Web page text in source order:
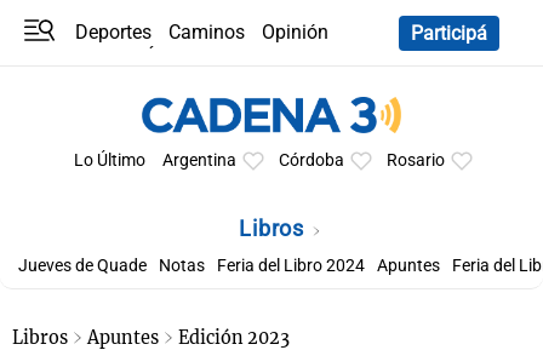
Deportes Caminos
Opinión
Participá
Lo Último Argentina Córdoba Rosario
Libros
Jueves de Quade Notas Feria del Libro 2024 Apuntes Feria del
Libros Apuntes Edición 2023